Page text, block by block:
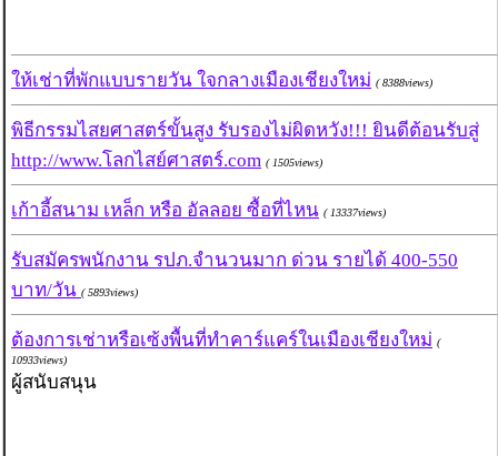
ให้เช่าที่พักแบบรายวัน ใจกลางเมืองเชียงใหม่ ( 8388views)
พิธีกรรมไสยศาสตร์ขั้นสูง รับรองไม่ผิดหวัง!!! ยินดีต้อนรับสู่
http://www.โลกไสย์ศาสตร์.com ( 1505views)
เก้าอี้สนาม เหล็ก หรือ อัลลอย ซื้อที่ไหน ( 13337views)
รับสมัครพนักงาน รปภ.จำนวนมาก ด่วน รายได้ 400-550
บาท/วัน ( 5893views)
ต้องการเช่าหรือเซ้งพื้นที่ทำคาร์แคร์ในเมืองเชียงใหม่ (
10933views)
ผู้สนับสนุน